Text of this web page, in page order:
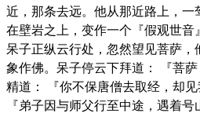
近，那条去远。他从那近路上，一
在壁岩之上，变作一个『假观世音
呆子正纵云行处，忽然望见菩萨
象作佛。呆子停云下拜道： 『菩
精道： 『你不保唐僧去取经，却见
『弟子因与师父行至中途，遇着